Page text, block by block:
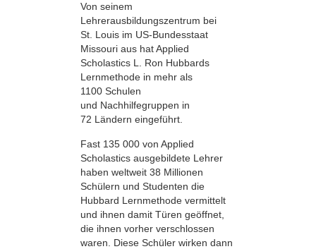
Von seinem
Lehrerausbildungszentrum bei
St. Louis im US-Bundesstaat
Missouri aus hat Applied
Scholastics L. Ron Hubbards
Lernmethode in mehr als
1100 Schulen
und Nachhilfegruppen in
72 Ländern eingeführt.
Fast 135 000 von Applied
Scholastics ausgebildete Lehrer
haben weltweit 38 Millionen
Schülern und Studenten die
Hubbard Lernmethode vermittelt
und ihnen damit Türen geöffnet,
die ihnen vorher verschlossen
waren. Diese Schüler wirken dann